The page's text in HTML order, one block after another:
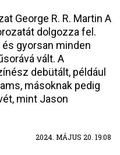
George R. R. Martin A
dolgozza fel.
gyorsan minden
vált. A
debütált, például
másoknak pedig
mint Jason
2024. MÁJUS 20. 19:08